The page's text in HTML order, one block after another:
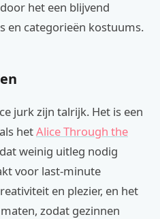
het een blijvend
en categorieën kostuums.
jurk zijn talrijk. Het is een
hetAlice Through the
weinig uitleg nodig
voor last-minute
en plezier, en het
zodat gezinnen